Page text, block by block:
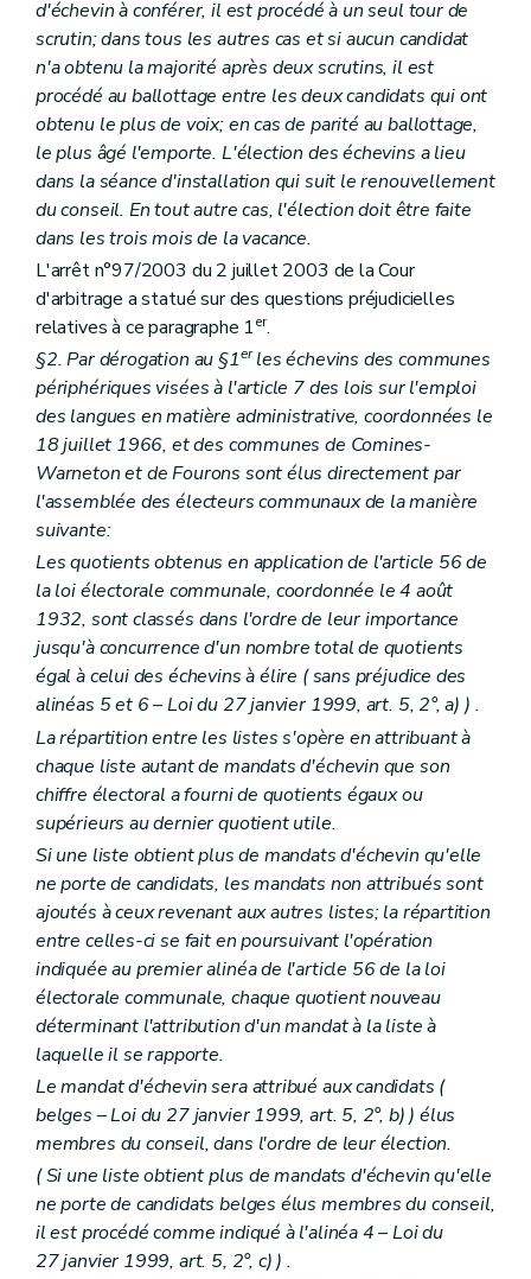
d'échevin à conférer, il est procédé à un seul tour de
scrutin; dans tous les autres cas et si aucun candidat
n'a obtenu la majorité après deux scrutins, il est
procédé au ballottage entre les deux candidats qui ont
obtenu le plus de voix; en cas de parité au ballottage,
le plus âgé l'emporte. L'élection des échevins a lieu
dans la séance d'installation qui suit le renouvellement
du conseil. En tout autre cas, l'élection doit être faite
dans les trois mois de la vacance.
L'arrêt n°97/2003 du 2 juillet 2003 de la Cour
d'arbitrage a statué sur des questions préjudicielles
relatives à ce paragraphe 1er.
§2. Par dérogation au §1erles échevins des communes
périphériques visées à l'article 7 des lois sur l'emploi
des langues en matière administrative, coordonnées le
18 juillet 1966, et des communes de Comines-
Warneton et de Fourons sont élus directement par
l'assemblée des électeurs communaux de la manière
suivante:
Les quotients obtenus en application de l'article 56 de
la loi électorale communale, coordonnée le 4 août
1932, sont classés dans l'ordre de leur importance
jusqu'à concurrence d'un nombre total de quotients
égal à celui des échevins à élire (sans préjudice des
alinéas 5 et 6– Loi du 27 janvier 1999, art. 5, 2°,a) ) .
La répartition entre les listes s'opère en attribuant à
chaque liste autant de mandats d'échevin que son
chiffre électoral a fourni de quotients égaux ou
supérieurs au dernier quotient utile.
Si une liste obtient plus de mandats d'échevin qu'elle
ne porte de candidats, les mandats non attribués sont
ajoutés à ceux revenant aux autres listes; la répartition
entre celles-ci se fait en poursuivant l'opération
indiquée au premier alinéa de l'article 56 de la loi
électorale communale, chaque quotient nouveau
déterminant l'attribution d'un mandat à la liste à
laquelle il se rapporte.
Le mandat d'échevin sera attribué aux candidats (
belges – Loi du 27 janvier 1999, art. 5, 2°, b)) élus
membres du conseil, dans l'ordre de leur élection.
(Si une liste obtient plus de mandats d'échevin qu'elle
ne porte de candidats belges élus membres du conseil,
il est procédé comme indiqué à l'alinéa 4– Loi du
27 janvier 1999, art. 5, 2°, c)) .